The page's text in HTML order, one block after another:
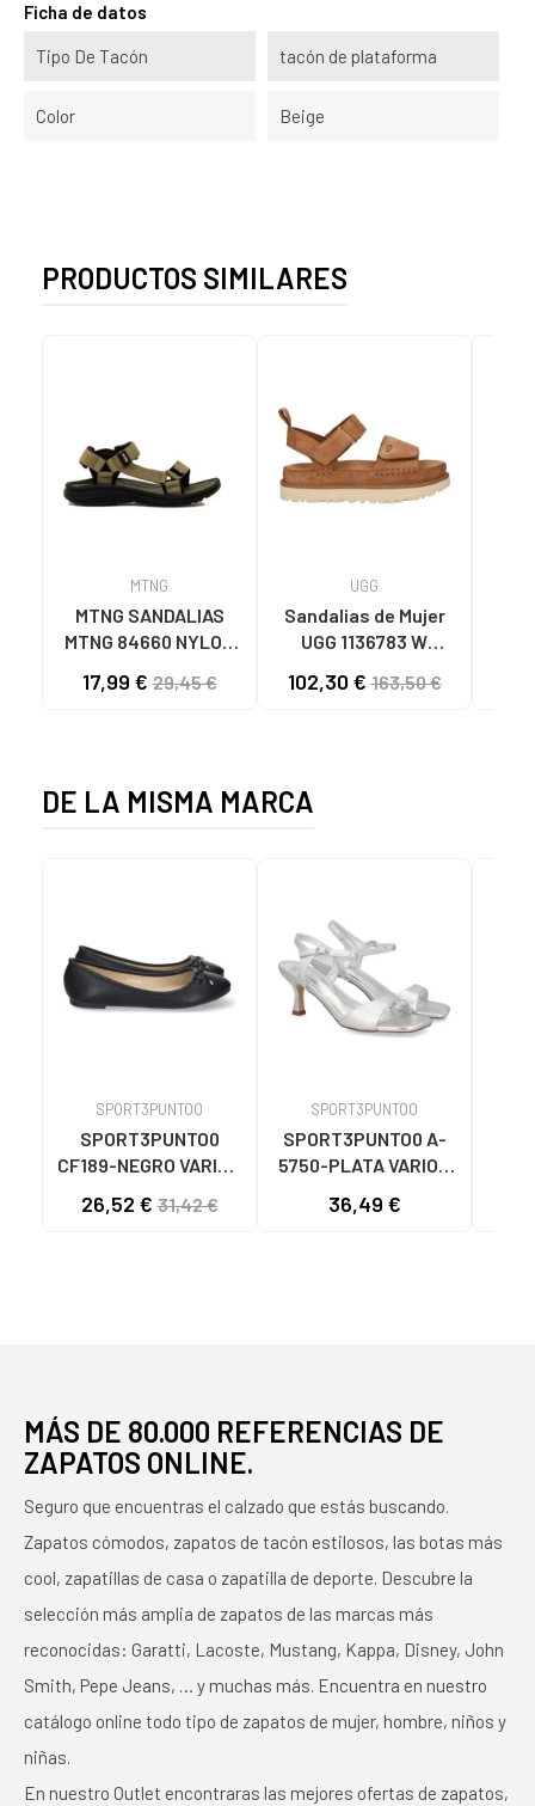
Ficha de datos
Tipo De Tacón tacón de plataforma
Color Beige
PRODUCTOS SIMILARES
MTNG
MTNG SANDALIAS
MTNG 84660 NYLON
C59785 - - NYLON
17,99 €29,45 €
UGG
Sandalias de Mujer
UGG 1136783 W
CHESTNUT
102,30 €163,50 €
DE LA MISMA MARCA
SPORT3PUNTO0
SPORT3PUNTO0
CF189-NEGRO VARIOS
26,52 €31,42 €
SPORT3PUNTO0
SPORT3PUNTO0 A-
5750-PLATA VARIOS
36,49 €
MÁS DE 80.000 REFERENCIAS DE
ZAPATOS ONLINE.
Seguro que encuentras el calzado que estás buscando.
Zapatos cómodos, zapatos de tacón estilosos, las botas más
cool, zapatillas de casa o zapatilla de deporte. Descubre la
selección más amplia de zapatos de las marcas más
reconocidas: Garatti, Lacoste, Mustang, Kappa, Disney, John
Smith, Pepe Jeans, … y muchas más. Encuentra en nuestro
catálogo online todo tipo de zapatos de mujer, hombre, niños y
niñas.
En nuestro Outlet encontraras las mejores ofertas de zapatos,